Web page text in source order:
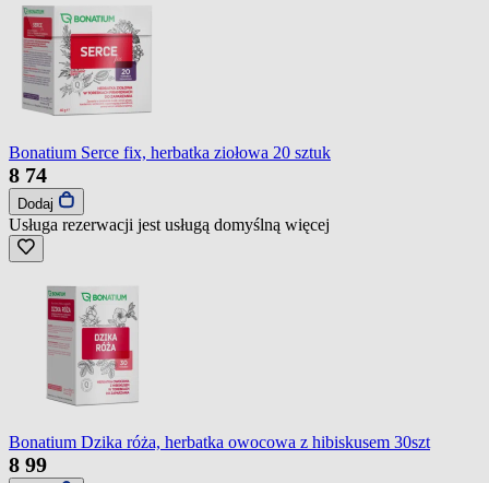
Bonatium Serce fix, herbatka ziołowa 20 sztuk
8 74
Dodaj
Usługa rezerwacji jest usługą domyślną więcej
Bonatium Dzika róża, herbatka owocowa z hibiskusem 30szt
8 99